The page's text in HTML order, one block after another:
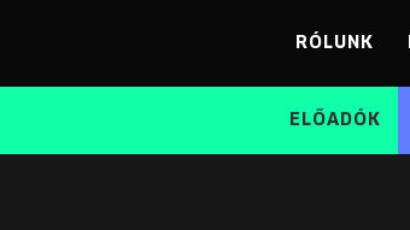
RÓLUNK
ELŐADÓK